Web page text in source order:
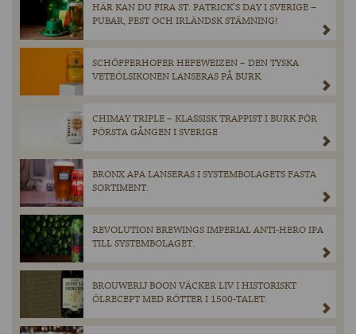
HÄR KAN DU FIRA ST. PATRICK’S DAY I SVERIGE –
PUBAR, FEST OCH IRLÄNDSK STÄMNING!
SCHÖFFERHOFER HEFEWEIZEN – DEN TYSKA
VETEÖLSIKONEN LANSERAS PÅ BURK.
CHIMAY TRIPLE – KLASSISK TRAPPIST I BURK FÖR
FÖRSTA GÅNGEN I SVERIGE
BRONX APA LANSERAS I SYSTEMBOLAGETS FASTA
SORTIMENT.
REVOLUTION BREWINGS IMPERIAL ANTI-HERO IPA
TILL SYSTEMBOLAGET.
BROUWERIJ BOON VÄCKER LIV I HISTORISKT
ÖLRECEPT MED RÖTTER I 1500-TALET.